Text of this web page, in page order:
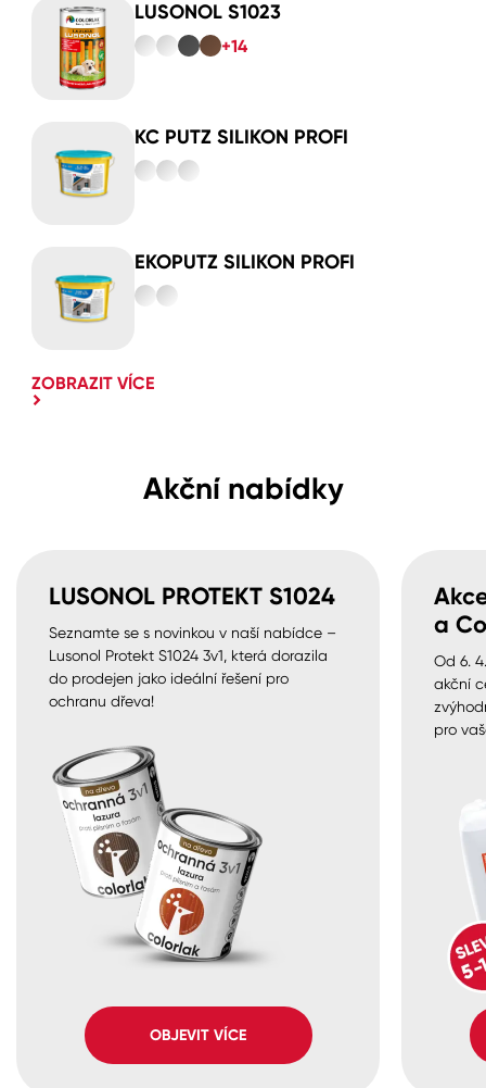
LUSONOL S1023
+14
KC PUTZ SILIKON PROFI
EKOPUTZ SILIKON PROFI
ZOBRAZIT VÍCE
Akční nabídky
LUSONOL PROTEKT S1024
Seznamte se s novinkou v naší nabídce –
Lusonol Protekt S1024 3v1, která dorazila
do prodejen jako ideální řešení pro
ochranu dřeva!
OBJEVIT VÍCE
a
Od 6.
akční
pro